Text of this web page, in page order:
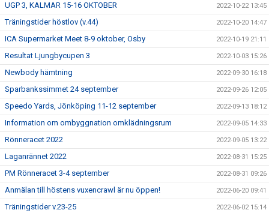
UGP 3, KALMAR 15-16 OKTOBER 2022-10-22 13:45
Träningstider höstlov (v.44) 2022-10-20 14:47
ICA Supermarket Meet 8-9 oktober, Osby 2022-10-19 21:11
Resultat Ljungbycupen 3 2022-10-03 15:26
Newbody hämtning 2022-09-30 16:18
Sparbankssimmet 24 september 2022-09-26 12:05
Speedo Yards, Jönköping 11-12 september 2022-09-13 18:12
Information om ombyggnation omklädningsrum 2022-09-05 14:33
Rönneracet 2022 2022-09-05 13:22
Laganrännet 2022 2022-08-31 15:25
PM Rönneracet 3-4 september 2022-08-31 09:26
Anmälan till höstens vuxencrawl är nu öppen! 2022-06-20 09:41
Träningstider v.23-25 2022-06-02 15:14